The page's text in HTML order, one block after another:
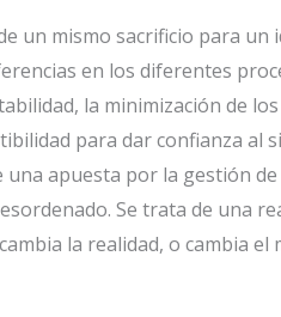
un mismo sacrificio para un
en los diferentes
la minimización de
para dar confianza al
apuesta por la gestión de
Se trata de una
la realidad, o cambia el